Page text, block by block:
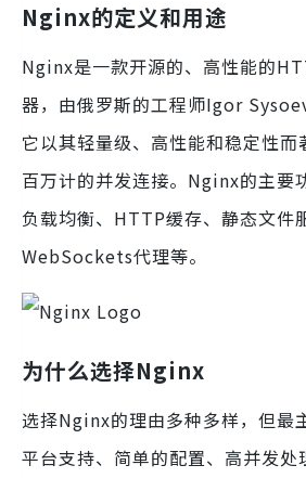
Nginx的定义和用途
Nginx是一款开源的、高性能的
器，由俄罗斯的工程师Igor
它以其轻量级、高性能和稳定性而
百万计的并发连接。Nginx的主要
负载均衡、HTTP缓存、静态文件
WebSockets代理等。
为什么选择Nginx
选择Nginx的理由多种多样，但最
平台支持、简单的配置、高并发处